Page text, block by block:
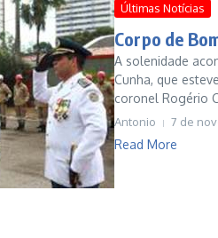
Últimas Notícias
Corpo de
A solenidade
Cunha, que
coronel Rogério
Antonio 7 de
Read More